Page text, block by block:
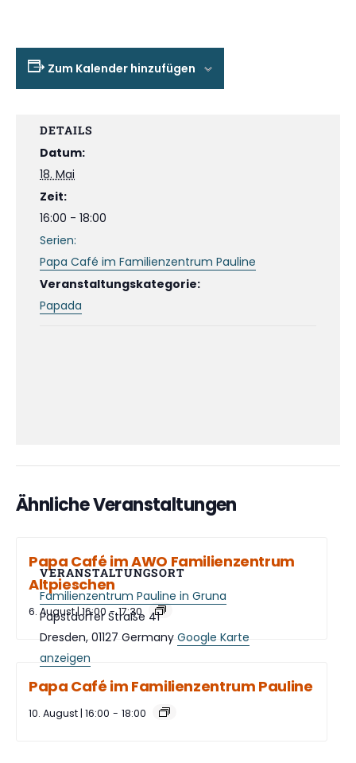
Zum Kalender hinzufügen
DETAILS
Datum:
18. Mai
Zeit:
16:00 - 18:00
Serien:
Papa Café im Familienzentrum Pauline
Veranstaltungskategorie:
Papada
VERANSTALTUNGSORT
Familienzentrum Pauline in Gruna
Papstdorfer Straße 41
Dresden, 01127 Germany Google Karte
anzeigen
Ähnliche Veranstaltungen
Papa Café im AWO Familienzentrum
Altpieschen
6. August | 16:00 - 17:30
Papa Café im Familienzentrum Pauline
10. August | 16:00 - 18:00